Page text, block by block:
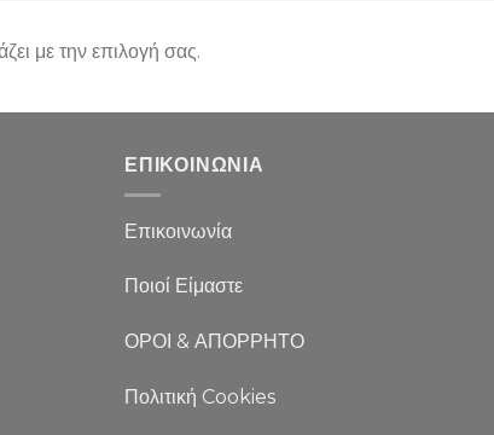
με την επιλογή σας.
ΕΠΙΚΟΙΝΩΝΙΑ
Επικοινωνία
Ποιοί Είμαστε
ΟΡΟΙ & ΑΠΟΡΡΗΤΟ
Πολιτική Cookies